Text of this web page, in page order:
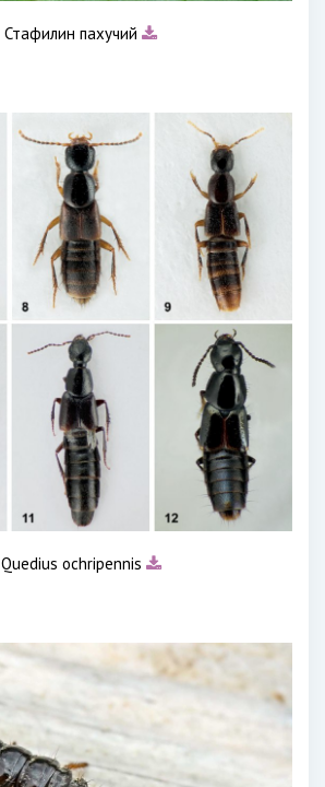
Стафилин пахучий
Quedius ochripennis